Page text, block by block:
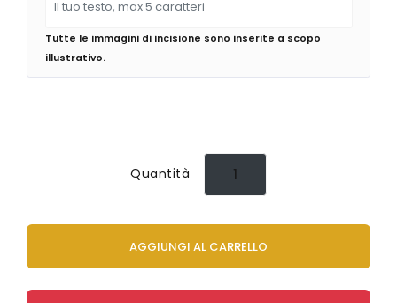
I PIÙ VENDUTI
Orologi Michael Kors uomo
Orologi Armani uomo
Orologi Fossil uomo
GRIMOLDI ART TIME
Tutte le immagini di incisione sono inserite a scopo
illustrativo.
Quantità
AGGIUNGI AL CARRELLO